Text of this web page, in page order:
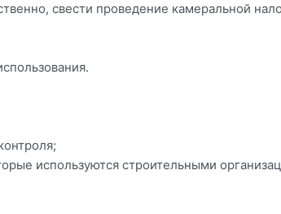
свести проведение камеральной
используются строительными